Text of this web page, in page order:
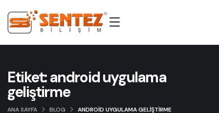
Etiket:android uygulama
geliştirme
ANA SAYFA BLOG ANDROID UYGULAMA GELIŞTIRME